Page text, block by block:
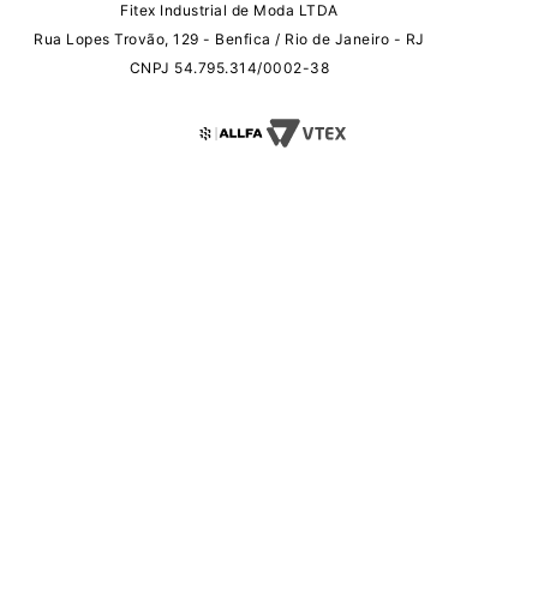
Fitex Industrial de Moda LTDA
Rua Lopes Trovão, 129 - Benfica / Rio de Janeiro - RJ
CNPJ 54.795.314/0002-38